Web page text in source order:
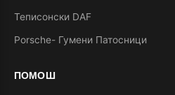
Теписонски DAF
Porsche- Гумени Патосници
ПОМОШ